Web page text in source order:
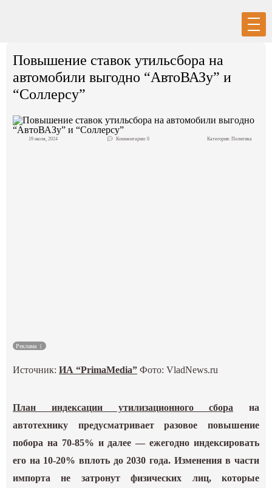
Регистрация
Повышение ставок утильсбора на
автомобили выгодно “АвтоВАЗу” и
“Соллерсу”
19 июля, 2024 Комментарии: 0 Категория: Политика
Реклама
Источник:ИА “PrimaMedia” Фото:VladNews.ru
План индексации утилизационного сбора на
автотехнику предусматривает разовое повышение
побора на 70-85% и далее — ежегодно индексировать
его на 10-20% вплоть до 2030 года. Изменения в части
импорта не затронут физических лиц, которые